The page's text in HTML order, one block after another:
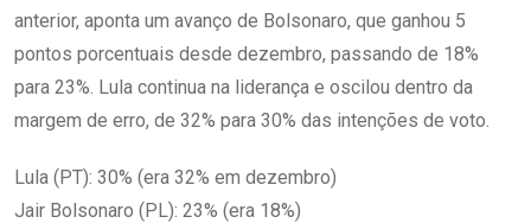
anterior, aponta um avanço de Bolsonaro, que ganhou 5
pontos porcentuais desde dezembro, passando de 18%
para 23%. Lula continua na liderança e oscilou dentro da
margem de erro, de 32% para 30% das intenções de voto.
Lula (PT): 30% (era 32% em dezembro)
Jair Bolsonaro (PL): 23% (era 18%)